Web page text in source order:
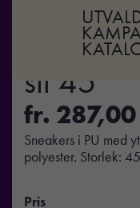
stl 45
fr. 287,00
Sneakers i PU med
polyester. Storlek:
Pris